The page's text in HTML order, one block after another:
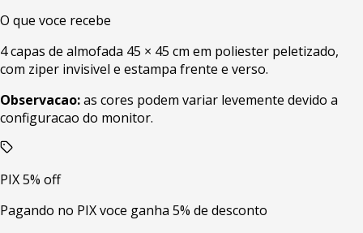
O que voce recebe
4 capas de almofada 45 × 45 cm em poliester peletizado,
com ziper invisivel e estampa frente e verso.
Observacao:as cores podem variar levemente devido a
configuracao do monitor.
PIX 5% off
Pagando no PIX voce ganha 5% de desconto